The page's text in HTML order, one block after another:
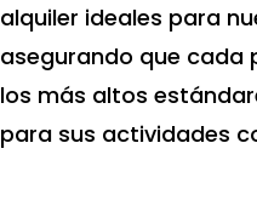
alquiler ideales para
asegurando que cada
los más altos
para sus actividades